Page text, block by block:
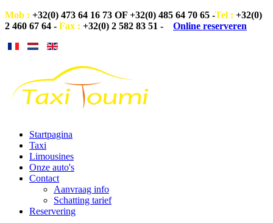
Mob : +32(0) 473 64 16 73 OF +32(0) 485 64 70 65 -Tel : +32(0)
2 460 67 64 - Fax : +32(0) 2 582 83 51 - Online reserveren
Startpagina
Taxi
Limousines
Onze auto's
Contact
Aanvraag info
Schatting tarief
Reservering